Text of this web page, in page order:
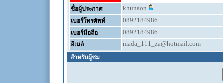
ชื่อผู้ประกาศ khunaon
เบอร์โทรศัพท์ 0892184986
เบอร์มือถือ 0892184986
อีเมล์ mada_111_za@hotmail.com
สำหรับผู้ชม